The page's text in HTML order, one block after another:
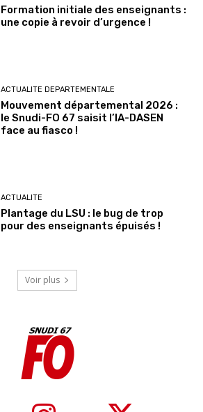
Formation initiale des enseignants :
une copie à revoir d’urgence !
ACTUALITE DEPARTEMENTALE
Mouvement départemental 2026 :
le Snudi-FO 67 saisit l’IA-DASEN
face au fiasco !
ACTUALITE
Plantage du LSU : le bug de trop
pour des enseignants épuisés !
Voir plus